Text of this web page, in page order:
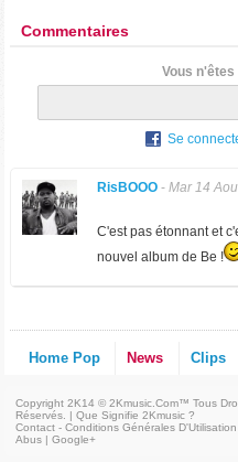
Commentaires
Vous
Se
RisBOOO- Mar 14
C'est pas étonnant et
nouvel album de Be !
Home Pop News Clips
Copyright 2K14 © 2Kmusic.com™Tous
Réservés. |Que Signifie 2Kmusic ?
Contact - Conditions Générales D'Utilisation
Abus |Google+